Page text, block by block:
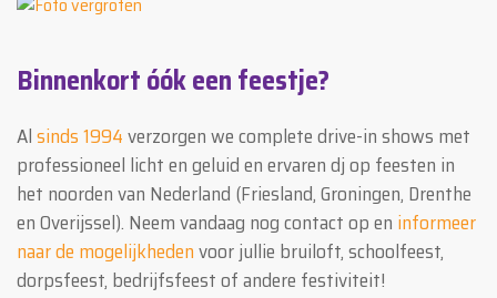
Binnenkort óók een feestje?
Alsinds 1994verzorgen we complete drive-in shows met
professioneel licht en geluid en ervaren dj op feesten in
het noorden van Nederland (Friesland, Groningen, Drenthe
en Overijssel). Neem vandaag nog contact op en informeer
naar de mogelijkhedenvoor jullie bruiloft, schoolfeest,
dorpsfeest, bedrijfsfeest of andere festiviteit!